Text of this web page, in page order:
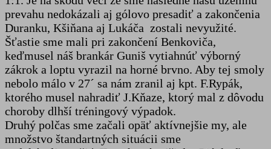
prevahu nedokázali aj gólovo presadiť a zakončenia
Duranku, Kšiňana aj Lukáča zostali nevyužité.
Šťastie sme mali pri zakončení Benkoviča,
keďmusel náš brankár Guniš vytiahnúť výborný
zákrok a loptu vyrazil na horné brvno. Aby tej smoly
nebolo málo v 27´ sa nám zranil aj kpt. F.Rypák,
ktorého musel nahradiť J.Kňaze, ktorý mal z dôvodu
choroby dlhší tréningový výpadok.
Druhý polčas sme začali opäť aktívnejšie my, ale
množstvo štandartných situácii sme